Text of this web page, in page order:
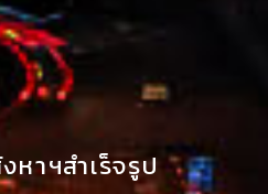
หาฯสำเร็จรูป